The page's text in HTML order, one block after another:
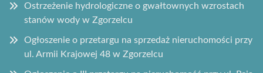
Ostrzeżenie hydrologiczne o gwałtownych wzrostach
stanów wody w Zgorzelcu
Ogłoszenie o przetargu na sprzedaż nieruchomości przy
ul. Armii Krajowej 48 w Zgorzelcu